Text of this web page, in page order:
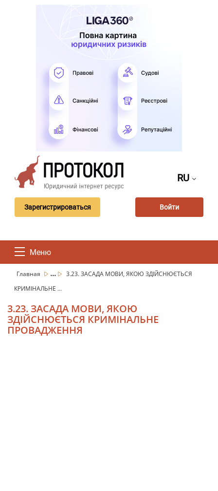
RU
Зарегистрироваться Войти
Меню
Главная ...
3.23. ЗАСАДА МОВИ, ЯКОЮ ЗДІЙСНЮЄТЬСЯ
КРИМІНАЛЬНЕ ...
3.23. ЗАСАДА МОВИ, ЯКОЮ
ЗДІЙСНЮЄТЬСЯ КРИМІНАЛЬНЕ
ПРОВАДЖЕННЯ